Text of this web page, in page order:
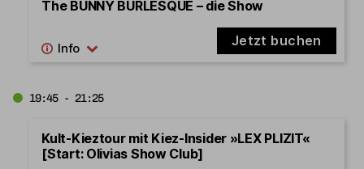
The BUNNY BURLESQUE – die Show
Jetzt buchen
19:45 - 21:25
Kult-Kieztour mit Kiez-Insider »LEX PLIZIT«
[Start: Olivias Show Club]